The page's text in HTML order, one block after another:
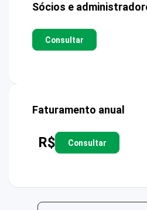
Sócios e
Consultar
Faturamento anual
R$ Consultar